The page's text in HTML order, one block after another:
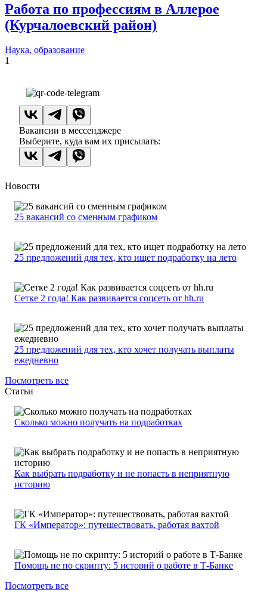
Работа по профессиям в Аллерое
(Курчалоевский район)
Наука, образование
1
Вакансии в мессенджере
Выберите, куда вам их присылать:
Новости
25 вакансий со сменным графиком
25 предложений для тех, кто ищет подработку на лето
Сетке 2 года! Как развивается соцсеть от hh.ru
25 предложений для тех, кто хочет получать выплаты
ежедневно
Посмотреть все
Статьи
Сколько можно получать на подработках
Как выбрать подработку и не попасть в неприятную
историю
ГК «Император»: путешествовать, работая вахтой
Помощь не по скрипту: 5 историй о работе в Т-Банке
Посмотреть все